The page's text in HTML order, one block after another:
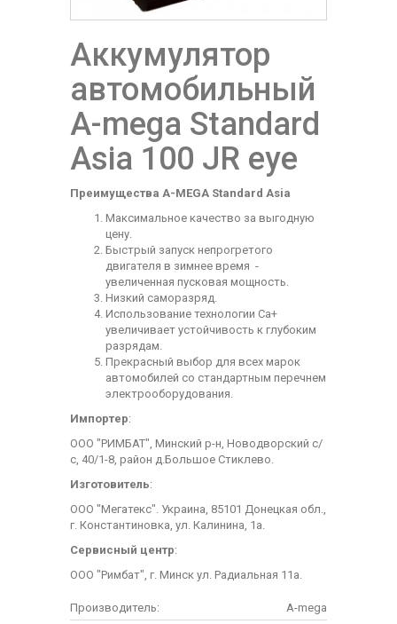
Аккумулятор
автомобильный
A-mega Standard
Asia 100 JR eye
Преимущества A-MEGA Standard Asia
Максимальное качество за выгодную
цену.
Быстрый запуск непрогретого
двигателя в зимнее время -
увеличенная пусковая мощность.
Низкий саморазряд.
Использование технологии Ca+
увеличивает устойчивость к глубоким
разрядам.
Прекрасный выбор для всех марок
автомобилей со стандартным перечнем
электрооборудования.
Импортер:
ООО "РИМБАТ", Минский р-н, Новодворский с/
с, 40/1-8, район д.Большое Стиклево.
Изготовитель:
ООО "Мегатекс". Украина, 85101 Донецкая обл.,
г. Константиновка, ул. Калинина, 1а.
Сервисный центр:
ООО "Римбат", г. Минск ул. Радиальная 11а.
Производитель:
A-mega